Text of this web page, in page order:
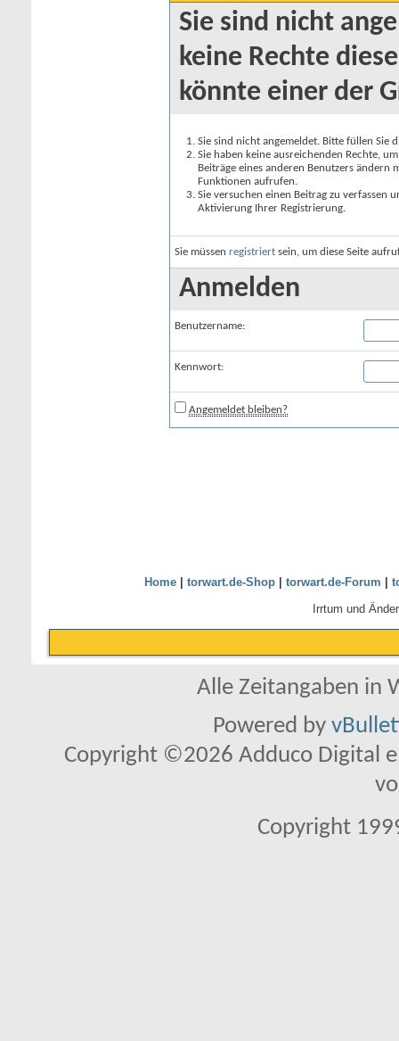
Sie sind nicht
keine Rechte
könnte einer der
Sie sind nicht angemeldet. Bitte füllen Sie
Sie haben keine ausreichenden Rechte,
Beiträge eines anderen Benutzers
Funktionen aufrufen.
Sie versuchen einen Beitrag zu verfassen
Aktivierung Ihrer Registrierung.
Sie müssen registriert sein, um diese Seite
Anmelden
Benutzername:
Kennwort:
Angemeldet bleiben?
Home| torwart.de-Shop| torwart.de-Forum
Irrtum und
Alle Zeitangaben in
Powered by
Copyright ©2026 Adduco Digital
Copyright